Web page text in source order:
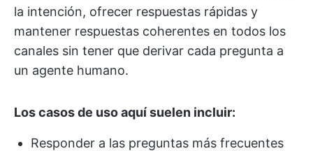
la intención, ofrecer respuestas rápidas y
mantener respuestas coherentes en todos los
canales sin tener que derivar cada pregunta a
un agente humano.
Los casos de uso aquí suelen incluir:
Responder a las preguntas más frecuentes